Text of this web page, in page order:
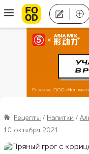
Рецепты Напитки
10 октября 2021